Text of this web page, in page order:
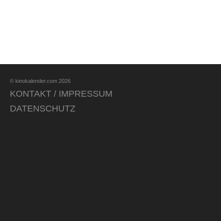
© kinokalender.com 2026
KONTAKT / IMPRESSUM
DATENSCHUTZ